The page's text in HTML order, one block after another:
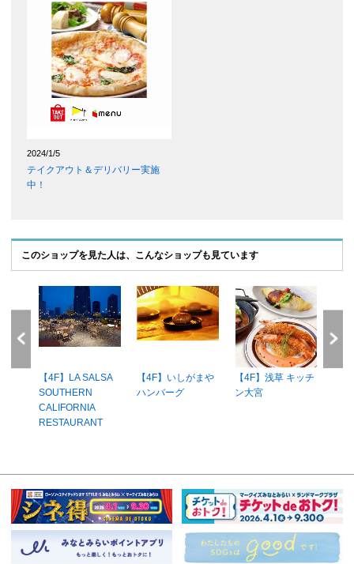
2024/1/5
テイクアウト＆デリバリー実施
中！
このショップを見た人は、こんなショップも見ています
【4F】LA SALSA
SOUTHERN
CALIFORNIA
RESTAURANT
【4F】いしがまや
ハンバーグ
【4F】浅草 キッチ
ン大宮